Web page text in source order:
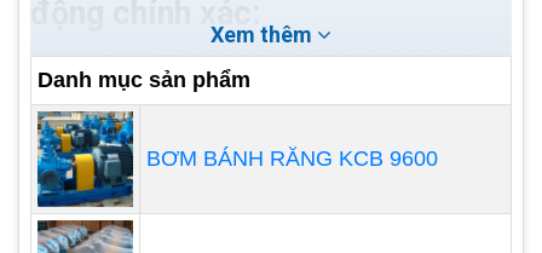
Lắp đặt một đồng hồ đo áp suất thích hợp
trên cả đường ống hút và xả cho phép kiểm
soát hoạt động liên quan đến điểm làm việc
cần thiết. Trong trường hợp xâm thực hoặc
các sự cố khác, đồng hồ đo sẽ hiển thị dao
động áp suất rõ ràng.
Xem thêm
Danh mục sản phẩm
BƠM BÁNH RĂNG KCB 9600